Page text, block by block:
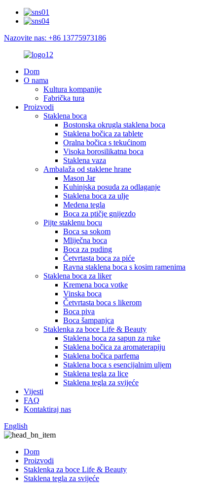
Nazovite nas: +86 13775973186
Dom
O nama
Kultura kompanije
Fabrička tura
Proizvodi
Staklena boca
Bostonska okrugla staklena boca
Staklena bočica za tablete
Oralna bočica s tekućinom
Visoka borosilikatna boca
Staklena vaza
Ambalaža od staklene hrane
Mason Jar
Kuhinjska posuda za odlaganje
Staklena boca za ulje
Medena tegla
Boca za ptičje gnijezdo
Pijte staklenu bocu
Boca sa sokom
Mliječna boca
Boca za puding
Četvrtasta boca za piće
Ravna staklena boca s kosim ramenima
Staklena boca za liker
Kremena boca votke
Vinska boca
Četvrtasta boca s likerom
Boca piva
Boca šampanjca
Staklenka za boce Life & Beauty
Staklena boca za sapun za ruke
Staklena bočica za aromaterapiju
Staklena bočica parfema
Staklena boca s esencijalnim uljem
Staklena tegla za lice
Staklena tegla za svijeće
Vijesti
FAQ
Kontaktiraj nas
English
Dom
Proizvodi
Staklenka za boce Life & Beauty
Staklena tegla za svijeće